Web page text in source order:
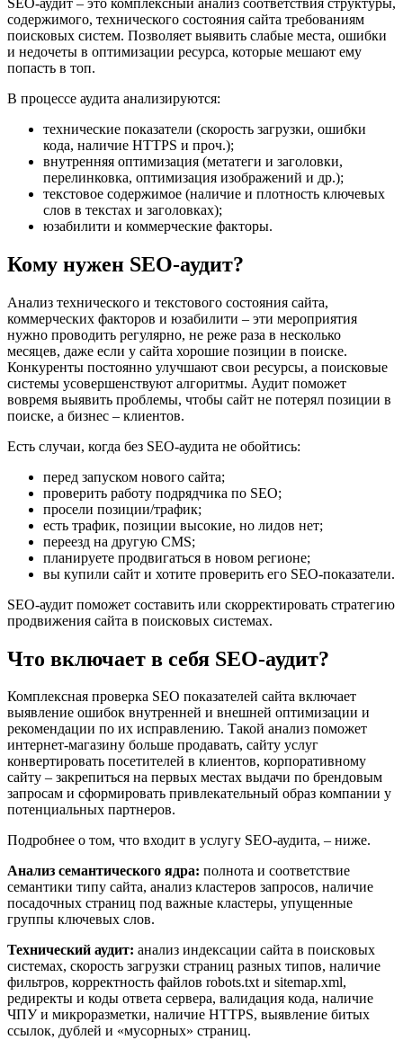
содержимого, технического состояния сайта требованиям
поисковых систем. Позволяет выявить слабые места, ошибки
и недочеты в оптимизации ресурса, которые мешают ему
попасть в топ.
В процессе аудита анализируются:
технические показатели (скорость загрузки, ошибки
кода, наличие HTTPS и проч.);
внутренняя оптимизация (метатеги и заголовки,
перелинковка, оптимизация изображений и др.);
текстовое содержимое (наличие и плотность ключевых
слов в текстах и заголовках);
юзабилити и коммерческие факторы.
Кому нужен SEO-аудит?
Анализ технического и текстового состояния сайта,
коммерческих факторов и юзабилити – эти мероприятия
нужно проводить регулярно, не реже раза в несколько
месяцев, даже если у сайта хорошие позиции в поиске.
Конкуренты постоянно улучшают свои ресурсы, а поисковые
системы усовершенствуют алгоритмы. Аудит поможет
вовремя выявить проблемы, чтобы сайт не потерял позиции в
поиске, а бизнес – клиентов.
Есть случаи, когда без SEO-аудита не обойтись:
перед запуском нового сайта;
проверить работу подрядчика по SEO;
просели позиции/трафик;
есть трафик, позиции высокие, но лидов нет;
переезд на другую CMS;
планируете продвигаться в новом регионе;
вы купили сайт и хотите проверить его SEO-показатели.
SEO-аудит поможет составить или скорректировать стратегию
продвижения сайта в поисковых системах.
Что включает в себя SEO-аудит?
Комплексная проверка SEO показателей сайта включает
выявление ошибок внутренней и внешней оптимизации и
рекомендации по их исправлению. Такой анализ поможет
интернет-магазину больше продавать, сайту услуг
конвертировать посетителей в клиентов, корпоративному
сайту – закрепиться на первых местах выдачи по брендовым
запросам и сформировать привлекательный образ компании у
потенциальных партнеров.
Подробнее о том, что входит в услугу SEO-аудита, – ниже.
Анализ семантического ядра: полнота и соответствие
семантики типу сайта, анализ кластеров запросов, наличие
посадочных страниц под важные кластеры, упущенные
группы ключевых слов.
Технический аудит: анализ индексации сайта в поисковых
системах, скорость загрузки страниц разных типов, наличие
фильтров, корректность файлов robots.txt и sitemap.xml,
редиректы и коды ответа сервера, валидация кода, наличие
ЧПУ и микроразметки, наличие HTTPS, выявление битых
ссылок, дублей и «мусорных» страниц.